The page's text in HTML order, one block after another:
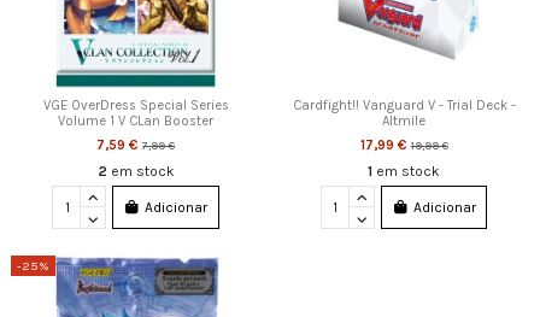
VGE OverDress Special Series
Volume 1 V CLan Booster
7,59 €7,99 €
2 em stock
Adicionar
Cardfight!! Vanguard V - Trial Deck -
Altmile
17,99 €19,99 €
1 em stock
Adicionar
-25%